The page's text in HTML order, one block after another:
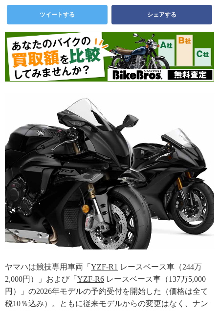
ツイートする シェアする
ヤマハは競技専用車両「 YZF-R1 レースベース車（244万
2,000円）」および「 YZF-R6 レースベース車（137万5,000
円）」の2026年モデルの予約受付を開始した（価格は全て
税10％込み）。ともに従来モデルからの変更はなく、ナン